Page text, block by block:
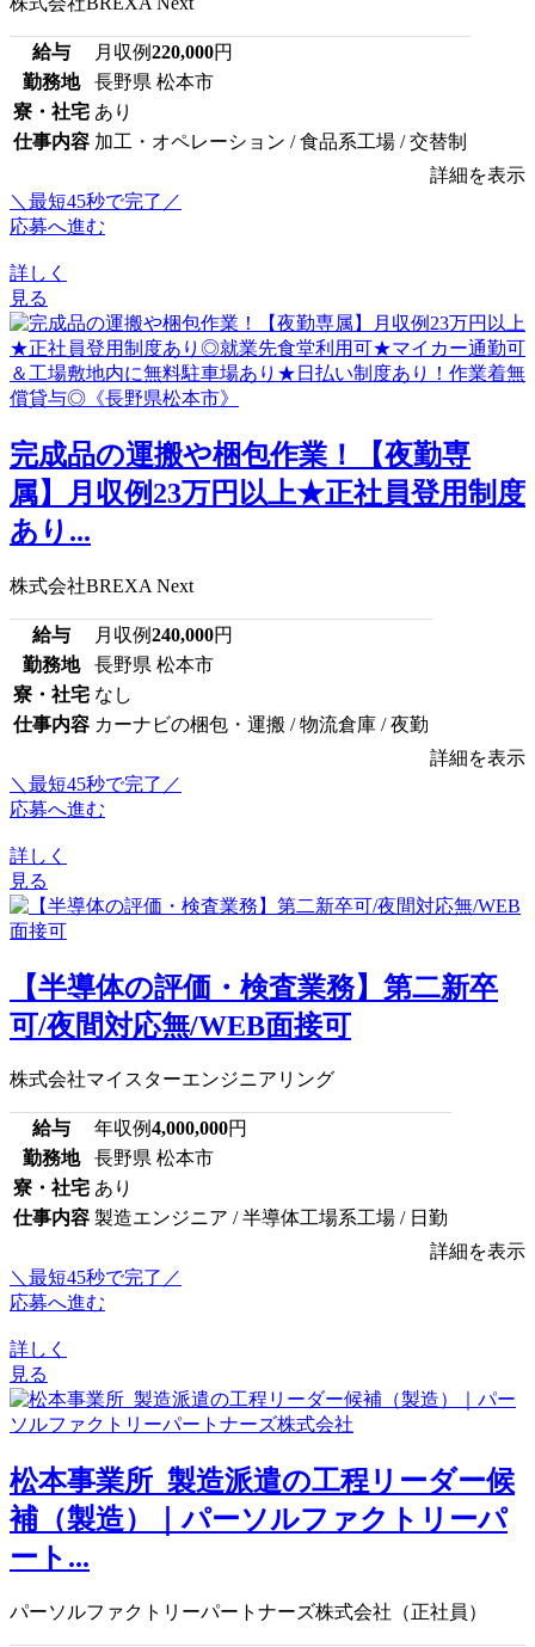
給与 月収例220,000円
勤務地
長野県 松本市
寮・社宅 あり
仕事内容 加工・オペレーション / 食品系工場 / 交替制
詳細を表示
＼最短45秒で完了／
応募へ進む
詳しく
見る
完成品の運搬や梱包作業！【夜勤専
属】月収例23万円以上★正社員登用制度
あり...
株式会社BREXA Next
給与 月収例240,000円
勤務地
長野県 松本市
寮・社宅 なし
仕事内容 カーナビの梱包・運搬 / 物流倉庫 / 夜勤
詳細を表示
＼最短45秒で完了／
応募へ進む
詳しく
見る
【半導体の評価・検査業務】第二新卒
可/夜間対応無/WEB面接可
株式会社マイスターエンジニアリング
給与 年収例4,000,000円
勤務地
長野県 松本市
寮・社宅 あり
仕事内容 製造エンジニア / 半導体工場系工場 / 日勤
詳細を表示
＼最短45秒で完了／
応募へ進む
詳しく
見る
松本事業所_製造派遣の工程リーダー候
補（製造）｜パーソルファクトリーパ
ート...
パーソルファクトリーパートナーズ株式会社（正社員）